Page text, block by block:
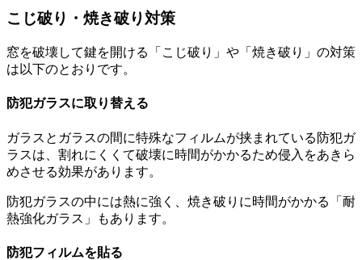
こじ破り・焼き破り対策
窓を破壊して鍵を開ける「こじ破り」や「焼き破り」の対策
は以下のとおりです。
防犯ガラスに取り替える
ガラスとガラスの間に特殊なフィルムが挟まれている防犯ガ
ラスは、割れにくくて破壊に時間がかかるため侵入をあきら
めさせる効果があります。
防犯ガラスの中には熱に強く、焼き破りに時間がかかる「耐
熱強化ガラス」もあります。
防犯フィルムを貼る